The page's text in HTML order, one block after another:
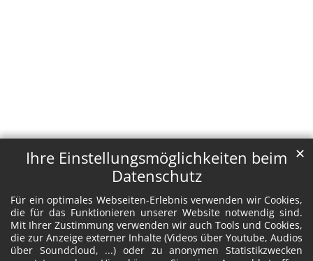
Ihre Einstellungsmöglichkeiten beim
Datenschutz
Für ein optimales Webseiten-Erlebnis verwenden wir Cookies,
die für das Funktionieren unserer Website notwendig sind.
Mit Ihrer Zustimmung verwenden wir auch Tools und Cookies,
die zur Anzeige externer Inhalte (Videos über Youtube, Audios
über Soundcloud, ...) oder zu anonymen Statistikzwecken
✕